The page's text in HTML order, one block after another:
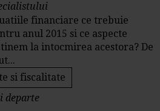
financiare ce trebuie
anul 2015 si ce aspecte
la intocmirea acestora? De
si fiscalitate
departe